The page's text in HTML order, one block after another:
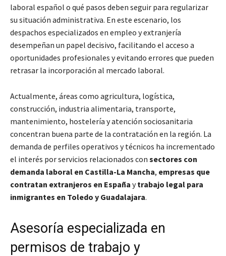
laboral español o qué pasos deben seguir para regularizar
su situación administrativa. En este escenario, los
despachos especializados en empleo y extranjería
desempeñan un papel decisivo, facilitando el acceso a
oportunidades profesionales y evitando errores que pueden
retrasar la incorporación al mercado laboral.
Actualmente, áreas como agricultura, logística,
construcción, industria alimentaria, transporte,
mantenimiento, hostelería y atención sociosanitaria
concentran buena parte de la contratación en la región. La
demanda de perfiles operativos y técnicos ha incrementado
el interés por servicios relacionados con sectores con
demanda laboral en Castilla-La Mancha, empresas que
contratan extranjeros en España ytrabajo legal para
inmigrantes en Toledo y Guadalajara.
Asesoría especializada en
permisos de trabajo y